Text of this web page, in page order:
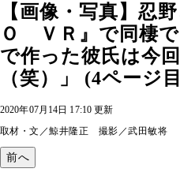
【画像・写真】忍
Ｏ ＶＲ』で同棲
で作った彼氏は今
（笑）」 (4ページ
2020年07月14日 17:10 更新
取材・文／鯨井隆正 撮影／武田敏将
前へ